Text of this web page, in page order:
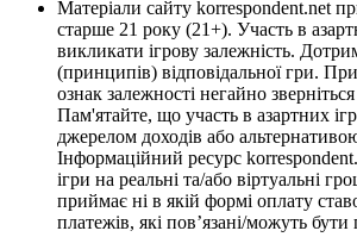
Матеріали сайту korrespondent.net
старше 21 року (21+). Участь в
викликати ігрову залежність.
(принципів) відповідальної гри.
ознак залежності негайно зверніться
Пам'ятайте, що участь в азартних
джерелом доходів або
Інформаційний ресурс
ігри на реальні та/або віртуальні
приймає ні в якій формі оплату
платежів, які пов’язані/можуть бути